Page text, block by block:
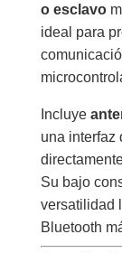
o esclavo
ideal para
Incluye
una interfaz
Su bajo
versatilidad
Bluetooth